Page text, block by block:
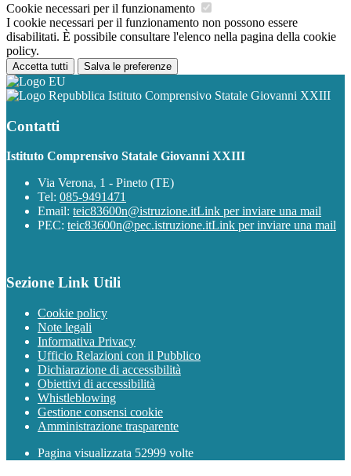
Cookie necessari per il funzionamento
I cookie necessari per il funzionamento non possono essere
disabilitati. È possibile consultare l'elenco nella pagina della cookie
policy.
Accetta tutti Salva le preferenze
Istituto Comprensivo Statale Giovanni XXIII
Contatti
Istituto Comprensivo Statale Giovanni XXIII
Via Verona, 1 - Pineto (TE)
Tel: 085-9491471
Email: teic83600n@istruzione.itLink per inviare una mail
PEC: teic83600n@pec.istruzione.itLink per inviare una mail
Sezione Link Utili
Cookie policy
Note legali
Informativa Privacy
Ufficio Relazioni con il Pubblico
Dichiarazione di accessibilità
Obiettivi di accessibilità
Whistleblowing
Gestione consensi cookie
Amministrazione trasparente
Pagina visualizzata 52999 volte